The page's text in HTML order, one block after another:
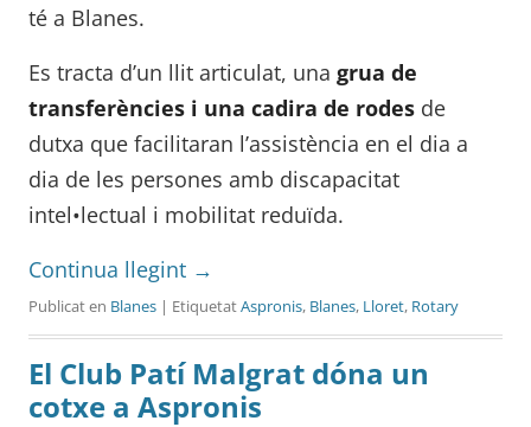
té a Blanes.
Es tracta d’un llit articulat, una grua de
transferències i una cadira de rodes de
dutxa que facilitaran l’assistència en el dia a
dia de les persones amb discapacitat
intel•lectual i mobilitat reduïda.
Continua llegint →
Publicat en Blanes | EtiquetatAspronis, Blanes, Lloret, Rotary
El Club Patí Malgrat dóna un
cotxe a Aspronis